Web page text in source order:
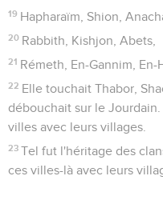
19 Hapharaïm, Shion,
20 Rabbith, Kishjon, Abets,
21 Rémeth, En-Gannim, En-
22 Elle touchait Thabor,
débouchait sur le
villes avec leurs villages.
23 Tel fut l'héritage des
ces villes-là avec leurs